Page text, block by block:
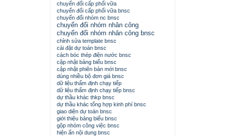
chuyển đổi cấp phối vữa
chuyển đổi cấp phối vữa bnsc
chuyển đổi nhóm nc bnsc
chuyển đổi nhóm nhân công
chuyển đổi nhóm nhân công bnsc
chỉnh sửa template bnsc
cài đặt dự toán bnsc
cách bóc thép điện nước bnsc
cập nhật bảng biểu bnsc
cập nhật phiên bản mới bnsc
dùng nhiều bộ đơn giá bnsc
dữ liệu thẩm định chạy tiếp
dữ liệu thẩm định chạy tiếp bnsc
dự thầu khác thkp bnsc
dự thầu khác tổng hợp kinh phí bnsc
giao diện dự toán bnsc
giới thiệu bảng biểu bnsc
gộp nhóm công việc bnsc
hiện ẩn nội dung bnsc